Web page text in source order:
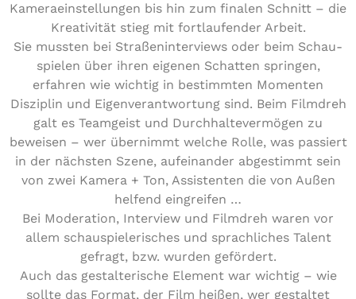
Kame­ra­ein­stel­lun­gen bis hin zum finalen Schnitt – die
Krea­ti­vi­tät stieg mit fort­lau­fen­der Arbeit.
Sie mussten bei Stra­ßen­in­ter­views oder beim Schau­
spie­len über ihren eigenen Schatten springen,
erfahren wie wichtig in bestimm­ten Momenten
Disziplin und Eigen­ver­ant­wor­tung sind. Beim Filmdreh
galt es Teamgeist und Durch­hal­te­ver­mö­gen zu
beweisen – wer übernimmt welche Rolle, was passiert
in der nächsten Szene, auf­ein­an­der abge­stimmt sein
von zwei Kamera + Ton, Assis­ten­ten die von Außen
helfend eingreifen …
Bei Mode­ra­ti­on, Interview und Filmdreh waren vor
allem schau­spie­le­ri­sches und sprach­li­ches Talent
gefragt, bzw. wurden gefördert.
Auch das gestal­te­ri­sche Element war wichtig – wie
sollte das Format, der Film heißen, wer gestaltet